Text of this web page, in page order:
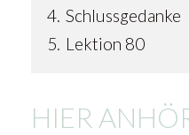
4. Schlussgedanke
5. Lektion 80
HIER